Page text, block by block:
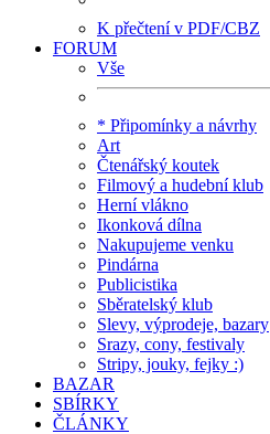
K přečtení v PDF/CBZ
FORUM
Vše
* Připomínky a návrhy
Art
Čtenářský koutek
Filmový a hudební klub
Herní vlákno
Ikonková dílna
Nakupujeme venku
Pindárna
Publicistika
Sběratelský klub
Slevy, výprodeje, bazary
Srazy, cony, festivaly
Stripy, jouky, fejky :)
BAZAR
SBÍRKY
ČLÁNKY